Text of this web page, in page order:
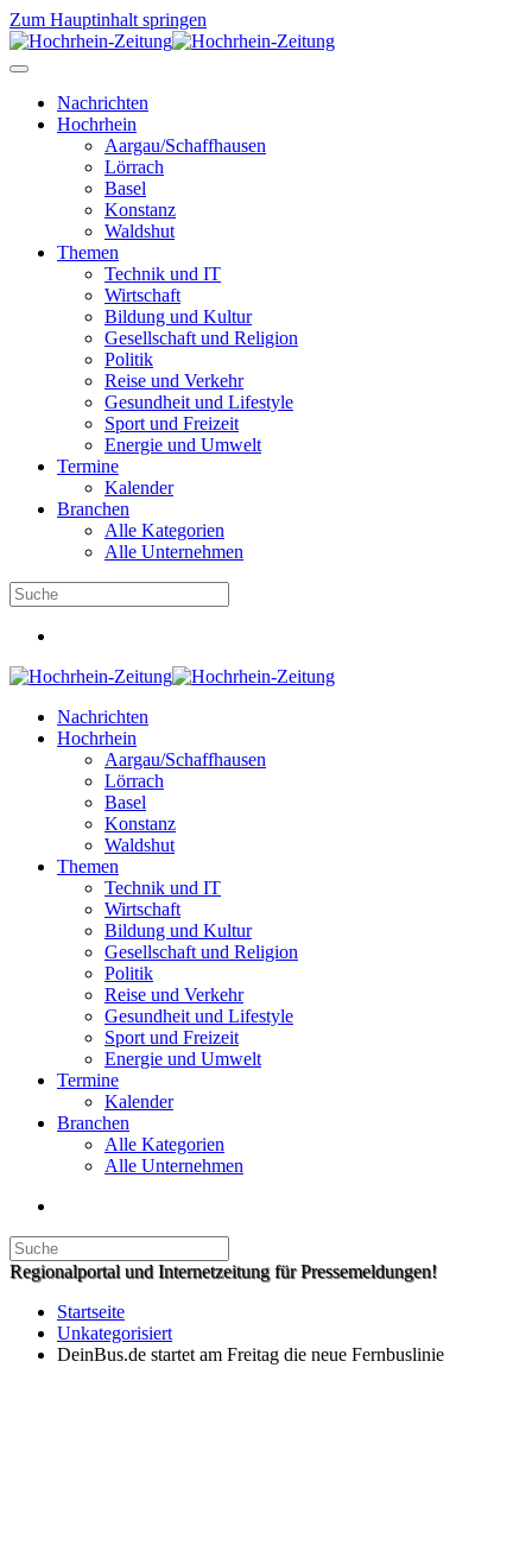
Zum Hauptinhalt springen
Nachrichten
Hochrhein
Aargau/Schaffhausen
Lörrach
Basel
Konstanz
Waldshut
Themen
Technik und IT
Wirtschaft
Bildung und Kultur
Gesellschaft und Religion
Politik
Reise und Verkehr
Gesundheit und Lifestyle
Sport und Freizeit
Energie und Umwelt
Termine
Kalender
Branchen
Alle Kategorien
Alle Unternehmen
Nachrichten
Hochrhein
Aargau/Schaffhausen
Lörrach
Basel
Konstanz
Waldshut
Themen
Technik und IT
Wirtschaft
Bildung und Kultur
Gesellschaft und Religion
Politik
Reise und Verkehr
Gesundheit und Lifestyle
Sport und Freizeit
Energie und Umwelt
Termine
Kalender
Branchen
Alle Kategorien
Alle Unternehmen
Regionalportal und Internetzeitung für Pressemeldungen!
Startseite
Unkategorisiert
DeinBus.de startet am Freitag die neue Fernbuslinie